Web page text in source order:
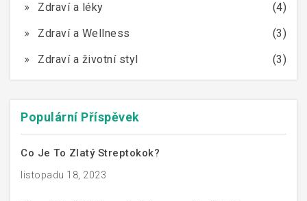
Zdraví a léky
(4)
Zdraví a Wellness
(3)
Zdraví a životní styl
(3)
Populární Příspěvek
Co Je To Zlatý Streptokok?
listopadu 18, 2023